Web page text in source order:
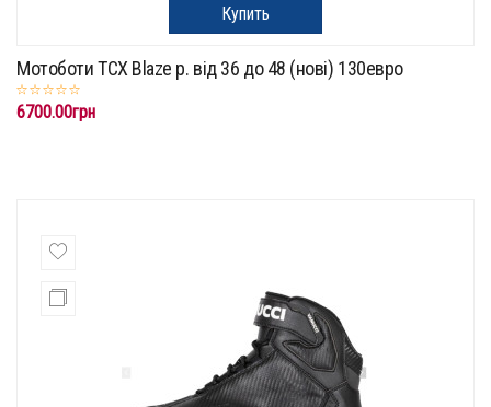
Купить
Мотоботи TCX Blaze p. від 36 до 48 (нові) 130евро
6700.00грн